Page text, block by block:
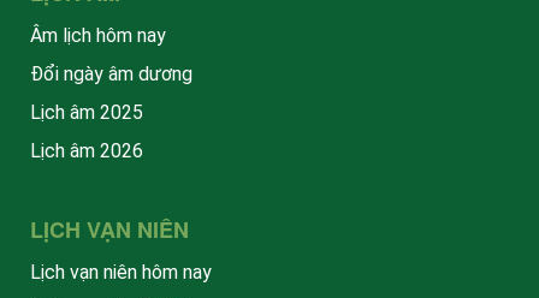
Âm lịch hôm nay
Đổi ngày âm dương
Lịch âm 2025
Lịch âm 2026
LỊCH VẠN NIÊN
Lịch vạn niên hôm nay